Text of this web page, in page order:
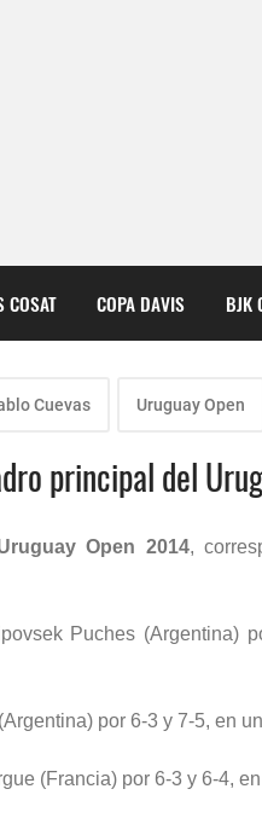
COSAT COPA DAVIS BJK
Cuevas Uruguay Open
principal del
Open 2014,
Puches (Argentina)
por 6-3 y 7-5, en
(Francia) por 6-3 y 6-4,